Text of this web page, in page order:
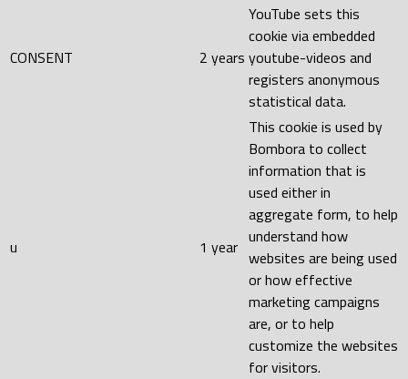
CONSENT 2 years
YouTube sets this
cookie via embedded
youtube-videos and
registers anonymous
statistical data.
u 1 year
This cookie is used by
Bombora to collect
information that is
used either in
aggregate form, to help
understand how
websites are being used
or how effective
marketing campaigns
are, or to help
customize the websites
for visitors.